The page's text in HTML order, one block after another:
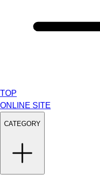
TOP
ONLINE SITE
CATEGORY